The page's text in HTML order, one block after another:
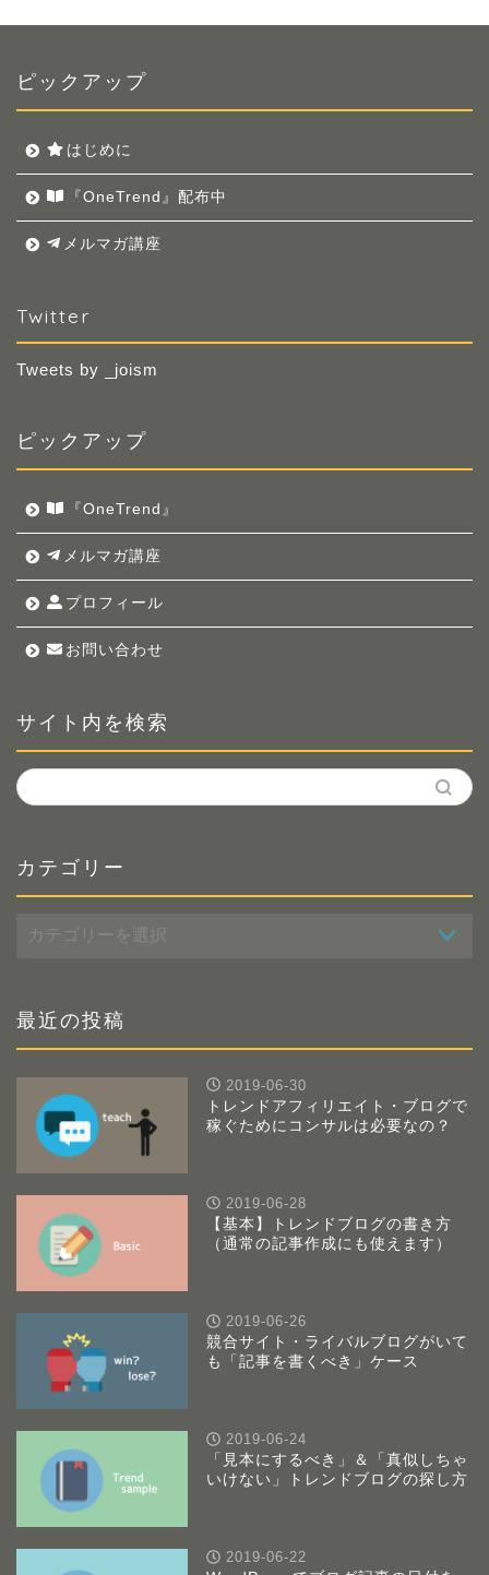
ピックアップ
はじめに
『OneTrend』配布中
メルマガ講座
Twitter
Tweets by _joism
ピックアップ
『OneTrend』
メルマガ講座
プロフィール
お問い合わせ
サイト内を検索
カテゴリー
テ
ー
最近の投稿
2019-06-30
トレンドアフィリエイト・ブログで
稼ぐためにコンサルは必要なの？
2019-06-28
【基本】トレンドブログの書き方
（通常の記事作成にも使えます）
2019-06-26
競合サイト・ライバルブログがいて
も「記事を書くべき」ケース
2019-06-24
「見本にするべき」＆「真似しちゃ
いけない」トレンドブログの探し方
2019-06-22